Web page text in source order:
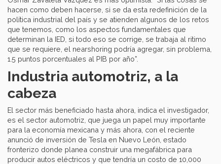
hacen como deben hacerse, si se da esta redefinición de la
política industrial del país y se atienden algunos de los retos
que tenemos, como los aspectos fundamentales que
determinan la IED, si todo eso se corrige, se trabaja al ritimo
que se requiere, el nearshoring podría agregar, sin problema,
1.5 puntos porcentuales al PIB por año”.
Industria automotriz, a la
cabeza
El sector más beneficiado hasta ahora, indica el investigador,
es el sector automotriz, que juega un papel muy importante
para la economía mexicana y más ahora, con el reciente
anunció de inversión de Tesla en Nuevo León, estado
fronterizo donde planea construir una megafábrica para
producir autos eléctricos y que tendría un costo de 10,000